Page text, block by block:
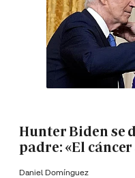
Hunter Biden se
padre: «El
Daniel Domínguez